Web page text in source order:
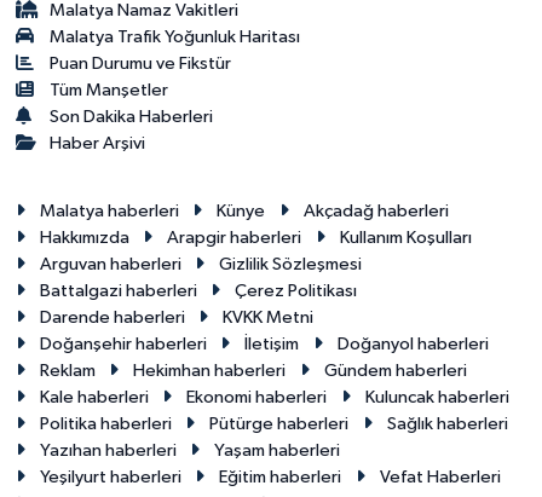
Malatya Namaz Vakitleri
Malatya Trafik Yoğunluk Haritası
Puan Durumu ve Fikstür
Tüm Manşetler
Son Dakika Haberleri
Haber Arşivi
Malatya haberleri Künye
Akçadağ haberleri
Hakkımızda
Arapgir haberleri
Kullanım Koşulları
Arguvan haberleri
Gizlilik Sözleşmesi
Battalgazi haberleri
Çerez Politikası
Darende haberleri
KVKK Metni
Doğanşehir haberleri
İletişim
Doğanyol haberleri
Reklam
Hekimhan haberleri
Gündem haberleri
Kale haberleri
Ekonomi haberleri
Kuluncak haberleri
Politika haberleri
Pütürge haberleri
Sağlık haberleri
Yazıhan haberleri
Yaşam haberleri
Yeşilyurt haberleri
Eğitim haberleri
Vefat Haberleri